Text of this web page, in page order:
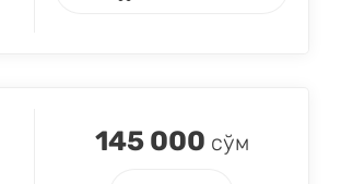
145 000 сўм